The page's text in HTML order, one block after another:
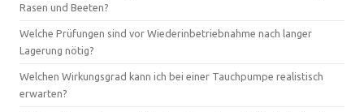
Rasen und Beeten?
Welche Prüfungen sind vor Wiederinbetriebnahme nach langer
Lagerung nötig?
Welchen Wirkungsgrad kann ich bei einer Tauchpumpe realistisch
erwarten?